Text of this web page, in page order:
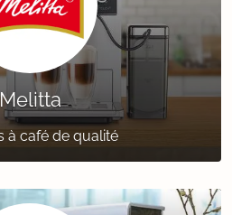
à café de qualité